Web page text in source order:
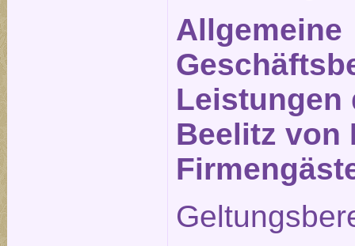
Allgemeine
Leistungen
Beelitz von